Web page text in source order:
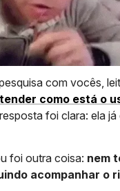
com vocês,
como está o
foi clara: ela
foi outra coisa: nem
acompanhar o